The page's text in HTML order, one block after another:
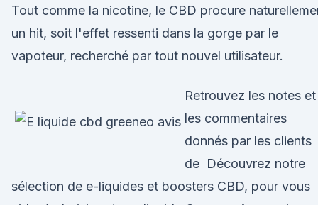
Tout comme la nicotine, le CBD procure
un hit, soit l'effet ressenti dans la gorge par le
vapoteur, recherché par tout nouvel utilisateur.
Retrouvez les notes et
les commentaires
donnés par les clients
de Découvrez notre
sélection de e-liquides et boosters CBD, pour vous